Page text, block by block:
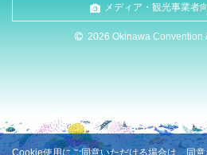
メディア・観光事業者
2026 Okinawa Convention
Cookie使用にご同意いただける場合は、同